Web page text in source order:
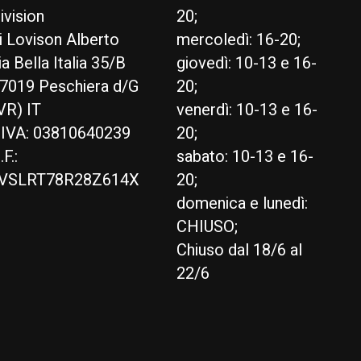
Lovison Alberto
Bella Italia 35/B
Peschiera d/G
IT
03810640239
20;
mercoledì: 16-20;
giovedì: 10-13 e 16-
20;
venerdì: 10-13 e 16-
20;
sabato: 10-13 e 16-
20;
domenica e lunedì:
CHIUSO;
Chiuso dal 18/6 al
22/6